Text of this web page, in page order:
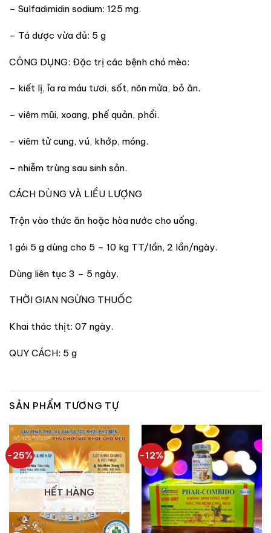
– Sulfadimidin sodium: 125 mg.
– Tá dược vừa đủ: 5 g
CÔNG DỤNG: Đặc trị các bệnh chó mèo:
– kiết lị, ỉa ra máu tươi, sốt, nôn mửa, bỏ ăn.
– viêm mũi, xoang, phế quản, phổi.
– viêm tử cung, vú, khớp, móng.
– nhiễm trùng sau sinh sản.
CÁCH DÙNG VÀ LIỀU LƯỢNG
Trộn vào thức ăn hoặc hòa nước cho uống.
1 gói 5 g dùng cho 5 – 10 kg TT/lần, 2 lần/ngày.
Dùng liên tục 3 – 5 ngày.
THỜI GIAN NGỪNG THUỐC
Khai thác thịt: 07 ngày.
QUY CÁCH: 5 g
SẢN PHẨM TƯƠNG TỰ
-25%
HẾT HÀNG
-12%